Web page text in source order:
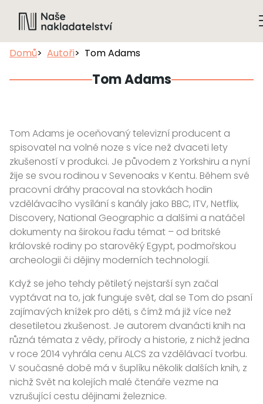
Domů Autoři Tom Adams
Tom Adams
Tom Adams je oceňovaný televizní producent a
spisovatel na volné noze s více než dvaceti lety
zkušeností v produkci. Je původem z Yorkshiru a nyní
žije se svou rodinou v Sevenoaks v Kentu. Během své
pracovní dráhy pracoval na stovkách hodin
vzdělávacího vysílání s kanály jako BBC, ITV, Netflix,
Discovery, National Geographic a dalšími a natáčel
dokumenty na širokou řadu témat – od britské
královské rodiny po starověký Egypt, podmořskou
archeologii či dějiny moderních technologií.
Když se jeho tehdy pětiletý nejstarší syn začal
vyptávat na to, jak funguje svět, dal se Tom do psaní
zajímavých knížek pro děti, s čímž má již více než
desetiletou zkušenost. Je autorem dvanácti knih na
různá témata z vědy, přírody a historie, z nichž jedna
v roce 2014 vyhrála cenu ALCS za vzdělávací tvorbu.
V současné době má v šuplíku několik dalších knih, z
nichž Svět na kolejích malé čtenáře vezme na
vzrušující cestu dějinami železnice.